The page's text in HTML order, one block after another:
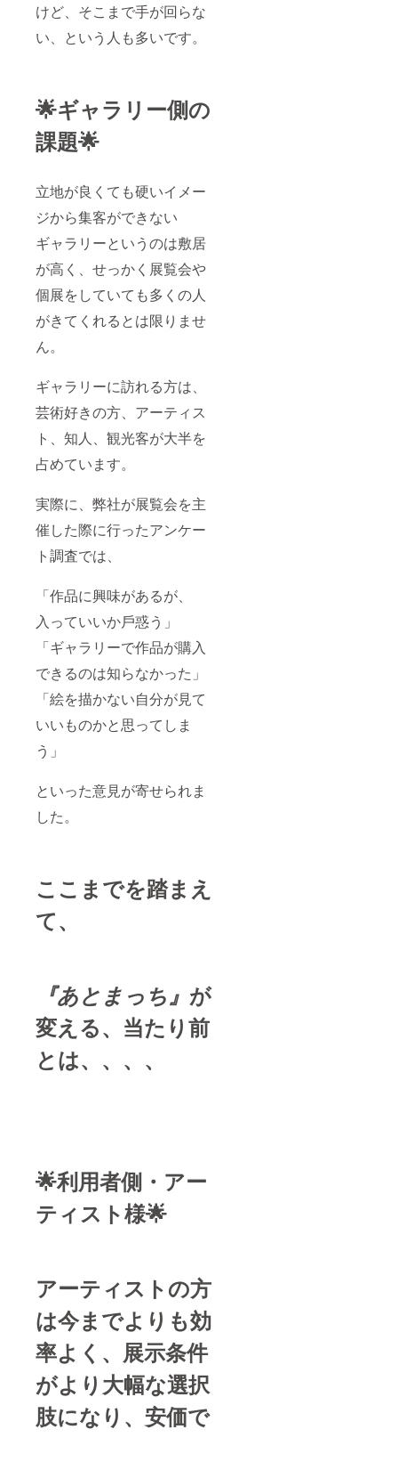
けど、そこまで手が回らな
い、という人も多いです。
🌟ギャラリー側の
課題🌟
立地が良くても硬いイメー
ジから集客ができない
ギャラリーというのは敷居
が高く、せっかく展覧会や
個展をしていても多くの人
がきてくれるとは限りませ
ん。
ギャラリーに訪れる方は、
芸術好きの方、アーティス
ト、知人、観光客が大半を
占めています。
実際に、弊社が展覧会を主
催した際に行ったアンケー
ト調査では、
「作品に興味があるが、
入っていいか戶惑う」
「ギャラリーで作品が購入
できるのは知らなかった」
「絵を描かない自分が見て
いいものかと思ってしま
う」
といった意見が寄せられま
した。
ここまでを踏まえ
て、
『あとまっち』 が
変える、当たり前
とは、、、、
🌟利用者側・アー
ティスト様🌟
アーティストの方
は今までよりも効
率よく 、展示条件
がより大幅な選択
肢になり、 安価で